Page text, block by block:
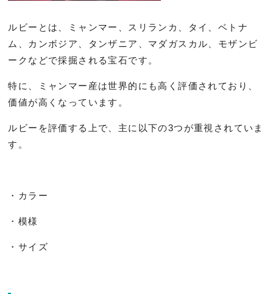
ルビーとは、ミャンマー、スリランカ、タイ、ベトナ
ム、カンボジア、タンザニア、マダガスカル、モザンビ
ークなどで採掘される宝石です。
特に、ミャンマー産は世界的にも高く評価されており、
価値が高くなっています。
ルビーを評価する上で、主に以下の3つが重視されていま
す。
・カラー
・模様
・サイズ